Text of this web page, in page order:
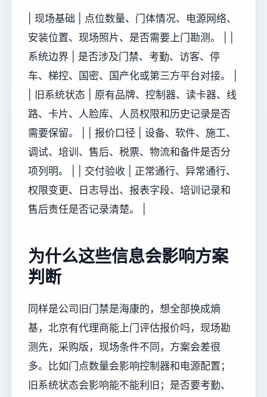
| 现场基础 | 点位数量、门体情况、电源网络、
安装位置、现场照片、是否需要上门勘测。 | |
系统边界 | 是否涉及门禁、考勤、访客、停
车、梯控、国密、国产化或第三方平台对接。 |
| 旧系统状态 | 原有品牌、控制器、读卡器、线
路、卡片、人脸库、人员权限和历史记录是否
需要保留。 | | 报价口径 | 设备、软件、施工、
调试、培训、售后、税票、物流和备件是否分
项列明。 | | 交付验收 | 正常通行、异常通行、
权限变更、日志导出、报表字段、培训记录和
售后责任是否记录清楚。 |
为什么这些信息会影响方案
判断
同样是公司旧门禁是海康的，想全部换成熵
基，北京有代理商能上门评估报价吗，现场勘
测先，采购版，现场条件不同，方案会差很
多。比如门点数量会影响控制器和电源配置；
旧系统状态会影响能不能利旧；是否要考勤、